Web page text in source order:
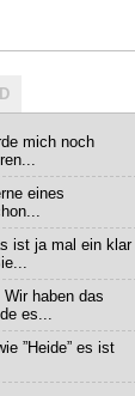
mich noch
eines
ist ja mal ein klar
haben das
es...
”Heide” es ist